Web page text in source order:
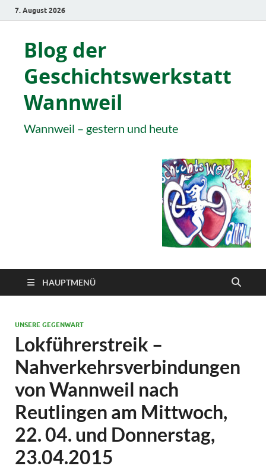
7. August 2026
Blog der
Geschichtswerkstatt
Wannweil
Wannweil – gestern und heute
HAUPTMENÜ
UNSERE GEGENWART
Lokführerstreik –
Nahverkehrsverbindungen
von Wannweil nach
Reutlingen am Mittwoch,
22. 04. und Donnerstag,
23.04.2015